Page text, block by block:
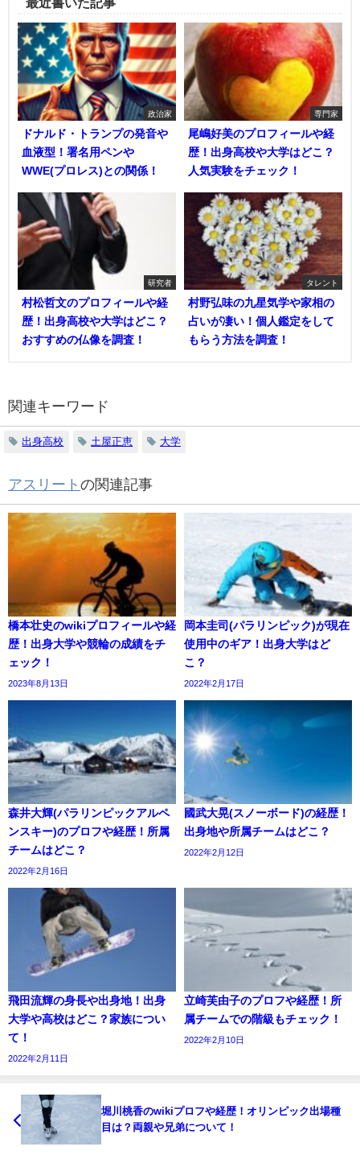
政治家
ドナルド・トランプの発音や
血液型！署名用ペンや
WWE(プロレス)との関係！
専門家
尾嶋好美のプロフィールや経
歴！出身高校や大学はどこ？
人気実験をチェック！
研究者
村松哲文のプロフィールや経
歴！出身高校や大学はどこ？
おすすめの仏像を調査！
タレント
村野弘味の九星気学や家相の
占いが凄い！個人鑑定をして
もらう方法を調査！
関連キーワード
出身高校 土屋正恵 大学
アスリート の関連記事
橋本壮史のwikiプロフィールや経
歴！出身大学や競輪の成績をチ
ェック！
2023年8月13日
岡本圭司(パラリンピック)が現在
使用中のギア！出身大学はど
こ？
2022年2月17日
森井大輝(パラリンピックアルペ
ンスキー)のプロフや経歴！所属
チームはどこ？
2022年2月16日
國武大晃(スノーボード)の経歴！
出身地や所属チームはどこ？
2022年2月12日
飛田流輝の身長や出身地！出身
大学や高校はどこ？家族につい
て！
2022年2月11日
立崎芙由子のプロフや経歴！所
属チームでの階級もチェック！
2022年2月10日
堀川桃香のwikiプロフや経歴！オリンピック出場種
目は？両親や兄弟について！